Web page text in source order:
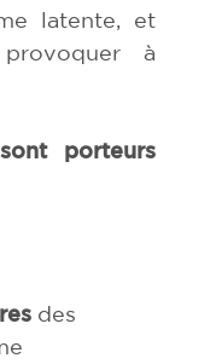
latente, et
à
porteurs
des